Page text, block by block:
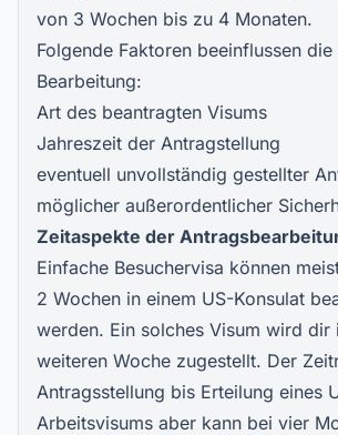
von 3 Wochen bis zu 4 Monaten.
Folgende Faktoren beeinflussen
Bearbeitung:
Art des beantragten Visums
Jahreszeit der Antragstellung
eventuell unvollständig gestellter
möglicher außerordentlicher
Zeitaspekte der
Einfache Besuchervisa können
2 Wochen in einem US-Konsulat
werden. Ein solches Visum wird dir
weiteren Woche zugestellt. Der
Antragsstellung bis Erteilung eines
Arbeitsvisums aber kann bei vier